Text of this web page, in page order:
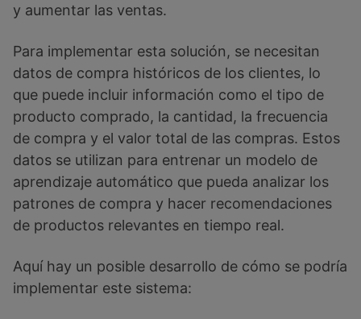
y aumentar las ventas.
Para implementar esta solución, se necesitan
datos de compra históricos de los clientes, lo
que puede incluir información como el tipo de
producto comprado, la cantidad, la frecuencia
de compra y el valor total de las compras. Estos
datos se utilizan para entrenar un modelo de
aprendizaje automático que pueda analizar los
patrones de compra y hacer recomendaciones
de productos relevantes en tiempo real.
Aquí hay un posible desarrollo de cómo se podría
implementar este sistema: